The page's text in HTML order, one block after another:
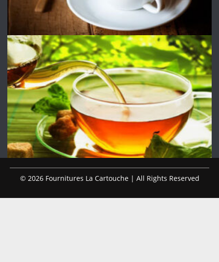
© 2026 Fournitures La Cartouche | All Rights Reserved